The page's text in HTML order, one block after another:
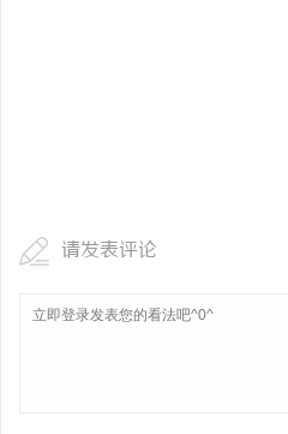
请发表评论